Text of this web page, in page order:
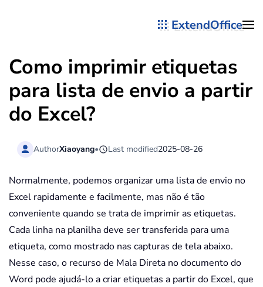
ExtendOffice
Como imprimir etiquetas
para lista de envio a partir
do Excel?
AuthorXiaoyang• Last modified2025-08-26
Normalmente, podemos organizar uma lista de envio no
Excel rapidamente e facilmente, mas não é tão
conveniente quando se trata de imprimir as etiquetas.
Cada linha na planilha deve ser transferida para uma
etiqueta, como mostrado nas capturas de tela abaixo.
Nesse caso, o recurso de Mala Direta no documento do
Word pode ajudá-lo a criar etiquetas a partir do Excel, que